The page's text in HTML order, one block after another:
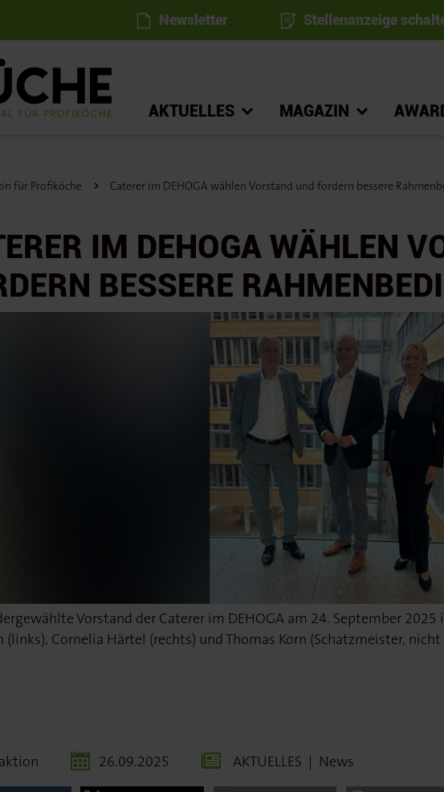
Newsletter Stellenanzeige
AKTUELLES MAGAZIN
für Profiköche Caterer im DEHOGA wählen Vorstand und fordern bessere
IM DEHOGA WÄHLEN
BESSERE
Vorstand der Caterer im DEHOGA am 24. September
(links), Cornelia Härtel (rechts) und Thomas Korn (Schatzmeister,
26.09.2025 AKTUELLES | News